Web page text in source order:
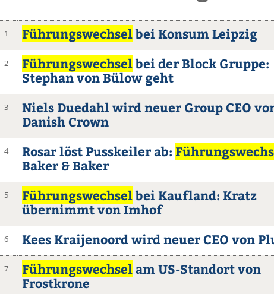
1 Führungswechselbei Konsum Leipzig
2 Führungswechselbei der Block Gruppe:
Stephan von Bülow geht
3
Niels Duedahl wird neuer Group CEO
Danish Crown
4 Rosar löst Pusskeiler ab:
Baker & Baker
5 Führungswechselbei Kaufland: Kratz
übernimmt von Imhof
6 Kees Kraijenoord wird neuer CEO von
7 Führungswechselam US-Standort von
Frostkrone